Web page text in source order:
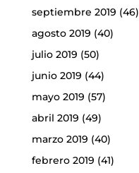
septiembre 2019 (46)
agosto 2019 (40)
julio 2019 (50)
junio 2019 (44)
mayo 2019 (57)
abril 2019 (49)
marzo 2019 (40)
febrero 2019 (41)